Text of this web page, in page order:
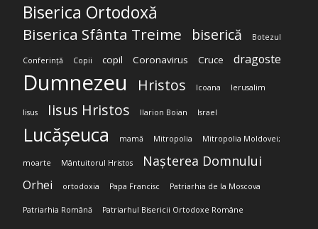
Biserica Ortodoxă
Biserica Sfânta Treime biserică Botezul
Conferință Copii copil Coronavirus Cruce dragoste
Dumnezeu Hristos Icoana Ierusalim
Iisus Iisus Hristos Ilarion Boian Israel
Lucășeuca mamă Mitropolia Mitropolia Moldovei;
moarte Mântuitorul Hristos Nașterea Domnului
Orhei ortodoxia Papa Francisc Patriarhia de la Moscova
Patriarhia Română Patriarhul Bisericii Ortodoxe Române